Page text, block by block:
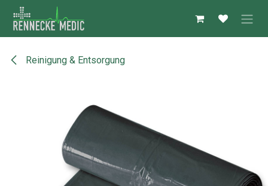
Zum Inhalt springen
Reinigung & Entsorgung